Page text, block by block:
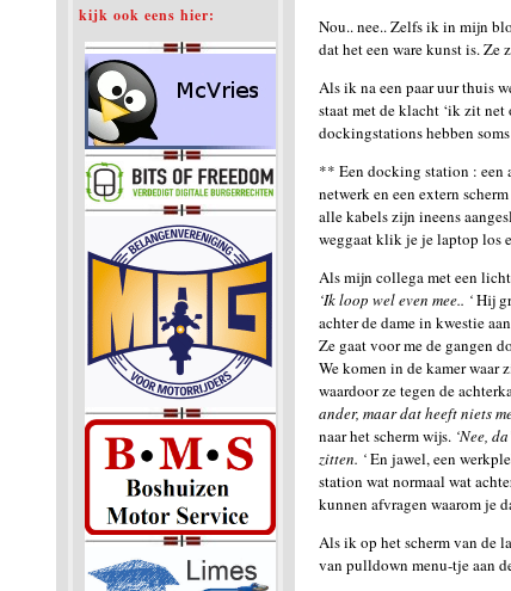
kijk ook eens hier:
Nou.. nee.. Zelfs ik in mijn
dat het een ware kunst is. Ze
Als ik na een paar uur thuis
staat met de klacht ‘ik zit
dockingstations hebben
** Een docking station : een
netwerk en een extern
alle kabels zijn ineens
weggaat klik je je laptop los
Als mijn collega met een
‘Ik loop wel even mee.. ‘Hij
achter de dame in kwestie
Ze gaat voor me de gangen
We komen in de kamer waar
waardoor ze tegen de
ander, maar dat heeft niets
naar het scherm wijs. ‘Nee,
zitten. ‘En jawel, een
station wat normaal wat
kunnen afvragen waarom je
Als ik op het scherm van de
van pulldown menu-tje aan